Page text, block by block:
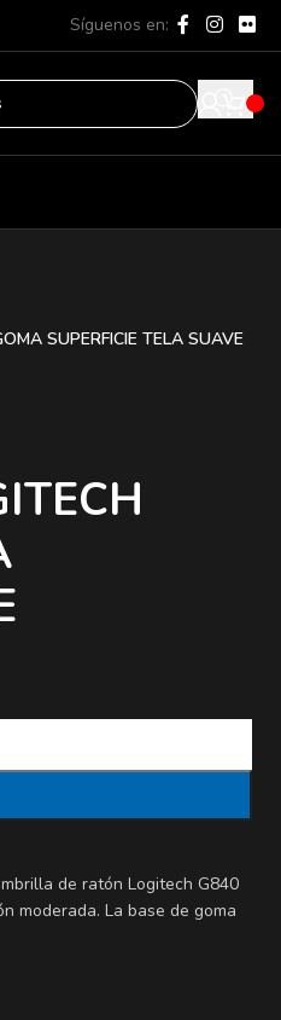
Síguenos en:
SUPERFICIE TELA SUAVE
de ratón Logitech G840
moderada. La base de goma